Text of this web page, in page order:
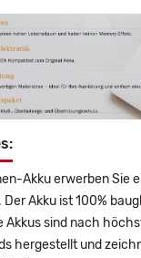
Akku erwerben Sie
Akku ist 100%
Akkus sind nach
hergestellt und